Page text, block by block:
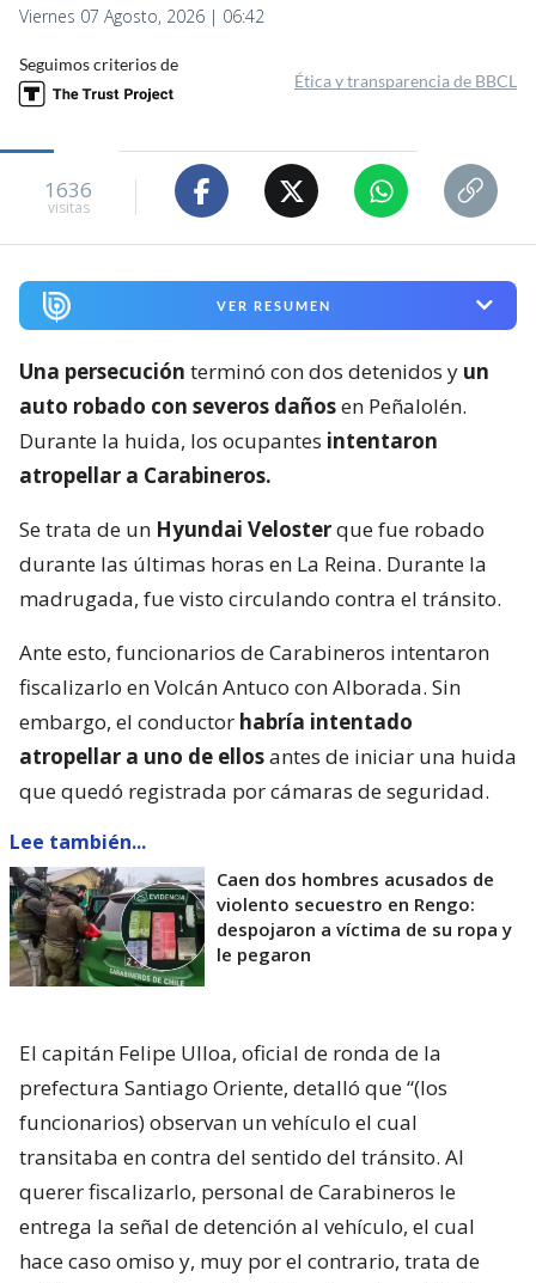
Viernes 07 Agosto, 2026 | 06:42
Seguimos criterios de
Ética y transparencia de BBCL
1636
visitas
VER RESUMEN
Una persecución terminó con dos detenidos y un
auto robado con severos dañosen Peñalolén.
Durante la huida, los ocupantes intentaron
atropellar a Carabineros.
Se trata de un Hyundai Velosterque fue robado
durante las últimas horas en La Reina. Durante la
madrugada, fue visto circulando contra el tránsito.
Ante esto, funcionarios de Carabineros intentaron
fiscalizarlo en Volcán Antuco con Alborada. Sin
embargo, el conductor habría intentado
atropellar a uno de ellosantes de iniciar una huida
que quedó registrada por cámaras de seguridad.
Lee también...
Caen dos hombres acusados de
violento secuestro en Rengo:
despojaron a víctima de su ropa y
le pegaron
El capitán Felipe Ulloa, oficial de ronda de la
prefectura Santiago Oriente, detalló que “(los
funcionarios) observan un vehículo el cual
transitaba en contra del sentido del tránsito. Al
querer fiscalizarlo, personal de Carabineros le
entrega la señal de detención al vehículo, el cual
hace caso omiso y, muy por el contrario, trata de